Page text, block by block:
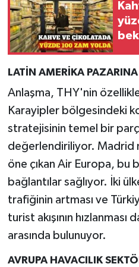
LATİN AMERİKA
Anlaşma, THY'nin
Karayipler bölgesindeki
stratejisinin temel bir
değerlendiriliyor. Madrid
öne çıkan Air Europa, bu
bağlantılar sağlıyor. İki
trafiğinin artması ve
turist akışının
arasında bulunuyor.
AVRUPA HAVACILIK